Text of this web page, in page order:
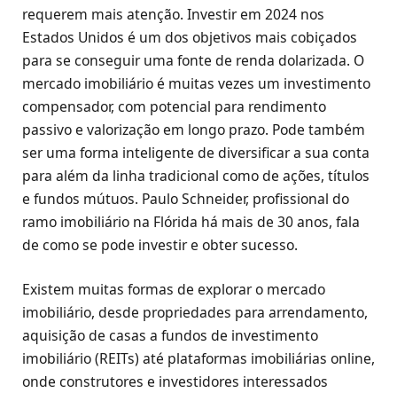
requerem mais atenção. Investir em 2024 nos
Estados Unidos é um dos objetivos mais cobiçados
para se conseguir uma fonte de renda dolarizada. O
mercado imobiliário é muitas vezes um investimento
compensador, com potencial para rendimento
passivo e valorização em longo prazo. Pode também
ser uma forma inteligente de diversificar a sua conta
para além da linha tradicional como de ações, títulos
e fundos mútuos. Paulo Schneider, profissional do
ramo imobiliário na Flórida há mais de 30 anos, fala
de como se pode investir e obter sucesso.
Existem muitas formas de explorar o mercado
imobiliário, desde propriedades para arrendamento,
aquisição de casas a fundos de investimento
imobiliário (REITs) até plataformas imobiliárias online,
onde construtores e investidores interessados